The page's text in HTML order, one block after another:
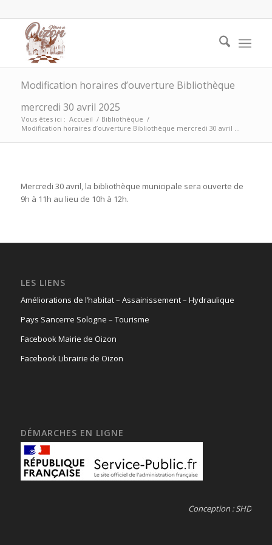
Modification horaires d’ouverture Bibliothèque
mercredi 30 avril 2025
Vous êtes ici : Accueil / Bibliothèque /
Modification horaires d’ouverture Bibliothèque mercredi 30 avril ...
Mercredi 30 avril, la bibliothèque municipale sera ouverte de
9h à 11h au lieu de 10h à 12h.
LES LIENS
Améliorations de l’habitat– Assainissement– Hydraulique
Pays Sancerre Sologne – Tourisme
Facebook Mairie de Oizon
Facebook Librairie de Oizon
DÉMARCHES EN LIGNE
Conception : SHD